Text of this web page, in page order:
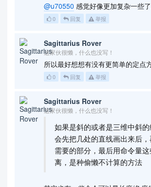
@u70550 感觉好像更加复杂一些了
0 回复 举报
Sagittarius Rover
这家伙很懒，什么也没写！
所以最好想想有没有更简单的定点
0 回复 举报
Sagittarius Rover
这家伙很懒，什么也没写！
如果是斜的或者是三维中斜
会先把几处的直线画出来后
需要的部分，最后用命令量
离，是种偷懒不计算的方法